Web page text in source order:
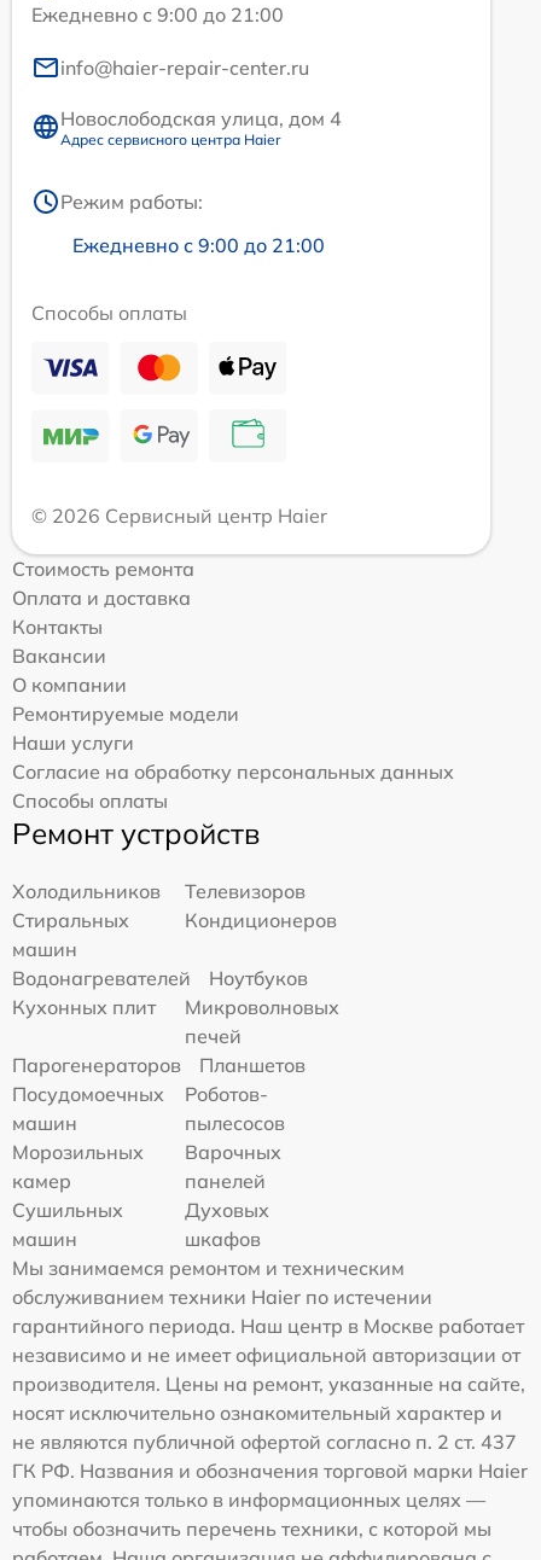
Ежедневно с 9:00 до 21:00
info@haier-repair-center.ru
Новослободская улица, дом 4
Адрес сервисного центра Haier
Режим работы:
Ежедневно с 9:00 до 21:00
Способы оплаты
© 2026 Сервисный центр Haier
Стоимость ремонта
Оплата и доставка
Контакты
Вакансии
О компании
Ремонтируемые модели
Наши услуги
Согласие на обработку персональных данных
Способы оплаты
Ремонт устройств
Холодильников
Телевизоров
Стиральных
машин
Кондиционеров
Водонагревателей
Ноутбуков
Кухонных плит
Микроволновых
печей
Парогенераторов
Планшетов
Посудомоечных
машин
Роботов-
пылесосов
Морозильных
камер
Варочных
панелей
Сушильных
машин
Духовых
шкафов
Мы занимаемся ремонтом и техническим
обслуживанием техники Haier по истечении
гарантийного периода. Наш центр в Москве работает
независимо и не имеет официальной авторизации от
производителя. Цены на ремонт, указанные на сайте,
носят исключительно ознакомительный характер и
не являются публичной офертой согласно п. 2 ст. 437
ГК РФ. Названия и обозначения торговой марки Haier
упоминаются только в информационных целях —
чтобы обозначить перечень техники, с которой мы